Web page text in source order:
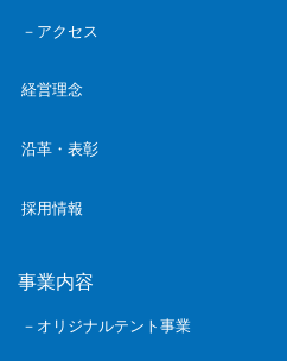
－アクセス
経営理念
沿革・表彰
採用情報
事業内容
－オリジナルテント事業